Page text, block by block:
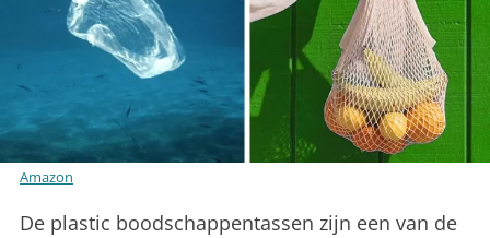
Amazon
De plastic boodschappentassen zijn een van de